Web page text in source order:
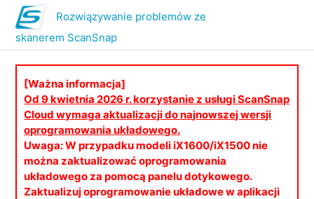
Rozwiązywanie problemów ze
skanerem ScanSnap
[Ważna informacja]
Od 9 kwietnia 2026 r. korzystanie z usługi ScanSnap
Cloud wymaga aktualizacji do najnowszej wersji
oprogramowania układowego.
Uwaga: W przypadku modeli iX1600/iX1500 nie
można zaktualizować oprogramowania
układowego za pomocą panelu dotykowego.
Zaktualizuj oprogramowanie układowe w aplikacji